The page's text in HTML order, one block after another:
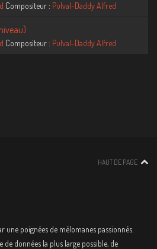
Compositeur : Pulval-Daddy Alfred
Compositeur : Pulval-Daddy Alfred
HAUT DE PAGE
une poignées de mélomanes passionnés.
de données la plus large possible, de